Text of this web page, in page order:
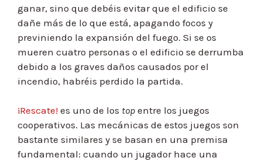
ganar, sino que debéis evitar que el edificio se
dañe más de lo que está, apagando focos y
previniendo la expansión del fuego. Si se os
mueren cuatro personas o el edificio se derrumba
debido a los graves daños causados por el
incendio, habréis perdido la partida.
¡Rescate! es uno de los top entre los juegos
cooperativos. Las mecánicas de estos juegos son
bastante similares y se basan en una premisa
fundamental: cuando un jugador hace una